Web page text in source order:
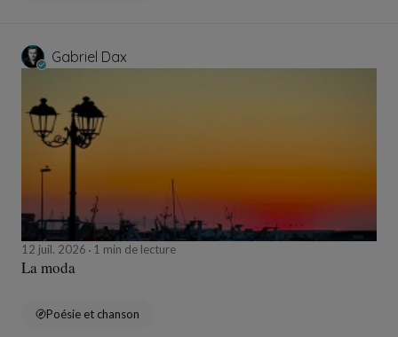
Gabriel Dax
12 juil. 2026 1 min de lecture
La moda
Poésie et chanson